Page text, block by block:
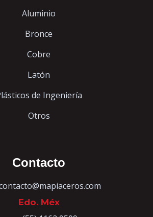
Aluminio
Bronce
Cobre
Latón
de Ingeniería
Otros
Contacto
Edo. Méx